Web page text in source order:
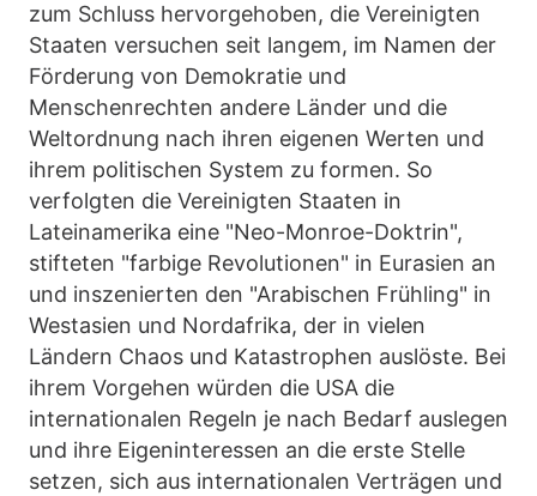
zum Schluss hervorgehoben, die Vereinigten
Staaten versuchen seit langem, im Namen der
Förderung von Demokratie und
Menschenrechten andere Länder und die
Weltordnung nach ihren eigenen Werten und
ihrem politischen System zu formen. So
verfolgten die Vereinigten Staaten in
Lateinamerika eine "Neo-Monroe-Doktrin",
stifteten "farbige Revolutionen" in Eurasien an
und inszenierten den "Arabischen Frühling" in
Westasien und Nordafrika, der in vielen
Ländern Chaos und Katastrophen auslöste. Bei
ihrem Vorgehen würden die USA die
internationalen Regeln je nach Bedarf auslegen
und ihre Eigeninteressen an die erste Stelle
setzen, sich aus internationalen Verträgen und